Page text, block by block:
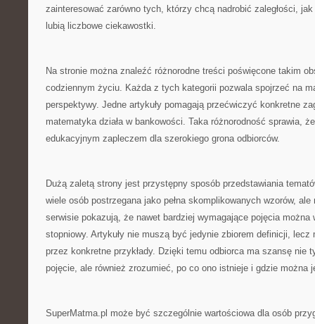
zainteresować zarówno tych, którzy chcą nadrobić zaległości,
lubią liczbowe ciekawostki.
Na stronie można znaleźć różnorodne treści poświęcone takim
codziennym życiu. Każda z tych kategorii pozwala spojrzeć na
perspektywy. Jedne artykuły pomagają przećwiczyć konkretne
matematyka działa w bankowości. Taka różnorodność sprawia,
edukacyjnym zapleczem dla szerokiego grona odbiorców.
Dużą zaletą strony jest przystępny sposób przedstawiania
wiele osób postrzegana jako pełna skomplikowanych wzorów, ale
serwisie pokazują, że nawet bardziej wymagające pojęcia można
stopniowy. Artykuły nie muszą być jedynie zbiorem definicji, lecz
przez konkretne przykłady. Dzięki temu odbiorca ma szansę nie
pojęcie, ale również zrozumieć, po co ono istnieje i gdzie można
SuperMatma.pl może być szczególnie wartościowa dla osób